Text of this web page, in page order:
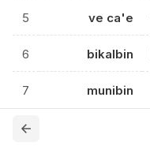
5 ve ca'e
6 bikalbin
7 munibin